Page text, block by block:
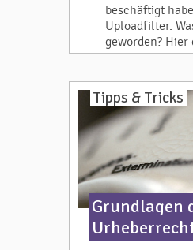
beschäftigt
Uploadfilter.
geworden? Hier
Tipps & Tricks
Grundlagen